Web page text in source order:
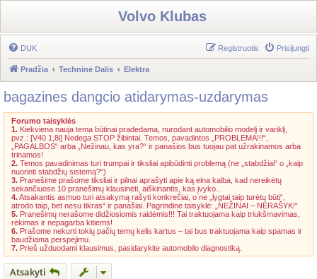
Volvo Klubas
DUK Prisijungti
Registruotis
Pradžia Techninė Dalis Elektra
bagazines dangcio atidarymas-uzdarymas
Forumo taisyklės
1. Kiekviena nauja tema būtinai pradedama, nurodant automobilio modelį ir variklį,
pvz.: [V40 1,8i] Nedega STOP žibintai. Temos, pavadintos „PROBLEMA!!!“,
„PAGALBOS“ arba „Nežinau, kas yra?“ ir panašios bus tuojau pat užrakinamos arba
trinamos!
2. Temos pavadinimas turi trumpai ir tiksliai apibūdinti problemą (ne „stabdžiai“ o „kaip
nuorinti stabdžių sistemą?“)
3. Pranešime prašome tiksliai ir pilnai aprašyti apie ką eina kalba, kad nereikėtų
sekančiuose 10 pranešimų klausinėti, aiškinantis, kas įvyko...
4.Atsakantis asmuo turi atsakymą rašyti konkrečiai, o ne „lygtai taip turėtų būti“,
atrodo taip, bet nesu tikras“ ir panašiai. Pagrindinė taisyklė: „NEŽINAI – NERAŠYK!“
5. Pranešimų nerašome didžiosiomis raidėmis!!! Tai traktuojama kaip triukšmavimas,
rėkimas ir nepagarba kitiems!
6. Prašome nekurti tokių pačių temų kelis kartus – tai bus traktuojama kaip spamas ir
baudžiama perspėjimu.
7. Prieš užduodami klausimus, pasidarykite automobilo diagnostiką.
Atsakyti